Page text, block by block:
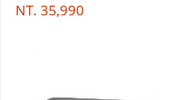
NT. 35,990